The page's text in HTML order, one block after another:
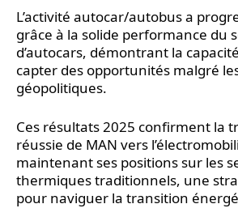
L’activité autocar/autobus a
grâce à la solide performance du
d’autocars, démontrant la
capter des opportunités malgré
géopolitiques.
Ces résultats 2025 confirment la
réussie de MAN vers
maintenant ses positions sur les
thermiques traditionnels, une
pour naviguer la transition